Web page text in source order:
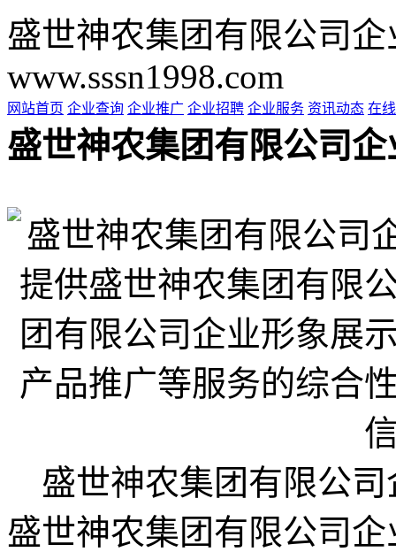
盛世神农集团有限公司企
www.sssn1998.com
网站首页 企业查询 企业推广 企业招聘 企业服务 资讯动态 在
盛世神农集团有限公司企
盛世神农集团有限公司
盛世神农集团有限公司企